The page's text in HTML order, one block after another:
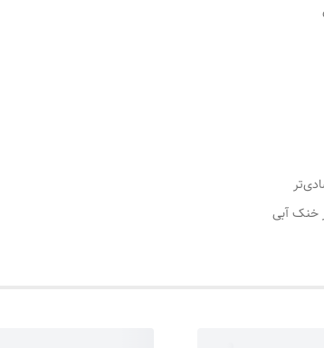
خنک آبی